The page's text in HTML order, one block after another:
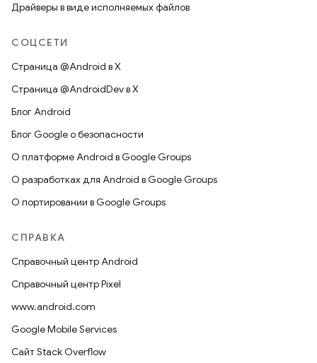
Драйверы в виде исполняемых файлов
СОЦСЕТИ
Страница @Android в X
Страница @AndroidDev в X
Блог Android
Блог Google о безопасности
О платформе Android в Google Groups
О разработках для Android в Google Groups
О портировании в Google Groups
СПРАВКА
Справочный центр Android
Справочный центр Pixel
www.android.com
Google Mobile Services
Сайт Stack Overflow